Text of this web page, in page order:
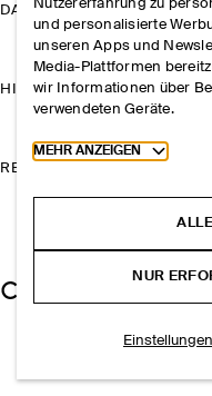
DAS UNTERNEHMEN
HILFE
RECHTLICHES
Nutzererfahrung zu
und personalisierte
unseren Apps und
Media-Plattformen
wir Informationen über
verwendeten Geräte.
Toggle more cookie
MEHR ANZEIGEN
NUR